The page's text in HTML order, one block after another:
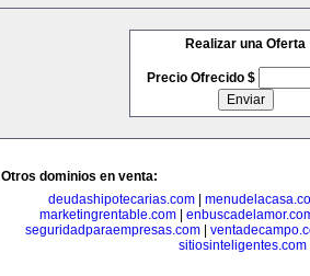
Realizar una Oferta
Precio Ofrecido $
Otros dominios en venta:
deudashipotecarias.com|
marketingrentable.com|
seguridadparaempresas.com
sitiosinteligentes.com